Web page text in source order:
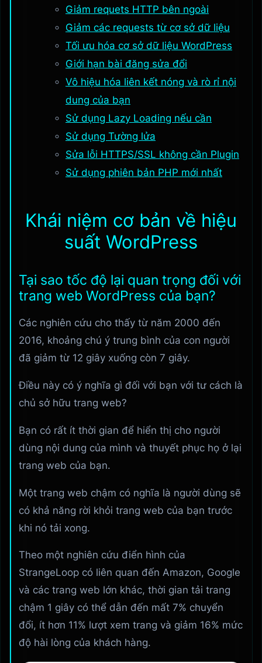
Giảm requets HTTP bên ngoài
Giảm các requests từ cơ sở dữ liệu
Tối ưu hóa cơ sở dữ liệu WordPress
Giới hạn bài đăng sửa đổi
Vô hiệu hóa liên kết nóng và rò rỉ nội
dung của bạn
Sử dụng Lazy Loading nếu cần
Sử dụng Tường lửa
Sửa lỗi HTTPS/SSL không cần Plugin
Sử dụng phiên bản PHP mới nhất
Khái niệm cơ bản về hiệu
suất WordPress
Tại sao tốc độ lại quan trọng đối với
trang web WordPress của bạn?
Các nghiên cứu cho thấy từ năm 2000 đến
2016, khoảng chú ý trung bình của con người
đã giảm từ 12 giây xuống còn 7 giây.
Điều này có ý nghĩa gì đối với bạn với tư cách là
chủ sở hữu trang web?
Bạn có rất ít thời gian để hiển thị cho người
dùng nội dung của mình và thuyết phục họ ở lại
trang web của bạn.
Một trang web chậm có nghĩa là người dùng sẽ
có khả năng rời khỏi trang web của bạn trước
khi nó tải xong.
Theo một nghiên cứu điển hình của
StrangeLoop có liên quan đến Amazon, Google
và các trang web lớn khác, thời gian tải trang
chậm 1 giây có thể dẫn đến mất 7% chuyển
đổi, ít hơn 11% lượt xem trang và giảm 16% mức
độ hài lòng của khách hàng.